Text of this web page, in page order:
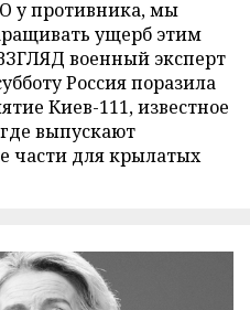
у противника, мы
ущерб этим
военный эксперт
Россия поразила
Киев-111, известное
выпускают
части для крылатых